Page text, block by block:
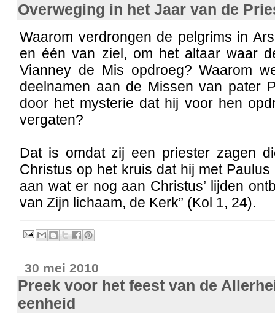
Overweging in het Jaar van de
Waarom verdrongen de pelgrims in
en één van ziel, om het altaar waar
Vianney de Mis opdroeg? Waarom
deelnamen aan de Missen van pater
door het mysterie dat hij voor hen
vergaten?
Dat is omdat zij een priester zagen
Christus op het kruis dat hij met Paulus
aan wat er nog aan Christus’ lijden
van Zijn lichaam, de Kerk” (Kol 1, 24).
30 mei 2010
Preek voor het feest van de
eenheid